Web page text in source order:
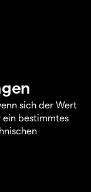
sich der Wert
ein bestimmtes